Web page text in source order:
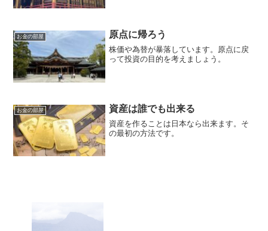
お金の部屋 原点に帰ろう
株価や為替が暴落しています。原点に戻
って投資の目的を考えましょう。
お金の部屋 資産は誰でも出来る
資産を作ることは日本なら出来ます。そ
の最初の方法です。